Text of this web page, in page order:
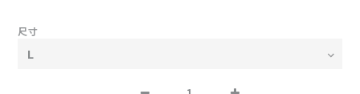
尺寸